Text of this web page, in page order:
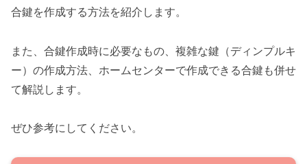
合鍵を作成する方法を紹介します。
また、合鍵作成時に必要なもの、複雑な鍵（ディンプルキ
ー）の作成方法、ホームセンターで作成できる合鍵も併せ
て解説します。
ぜひ参考にしてください。